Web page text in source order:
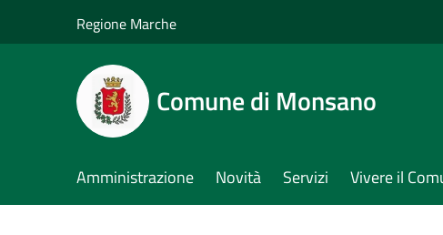
Regione Marche
Comune di Monsano
Amministrazione Novità Servizi Vivere il